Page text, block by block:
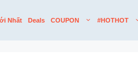
Nhất Deals COUPON #HOTHOT